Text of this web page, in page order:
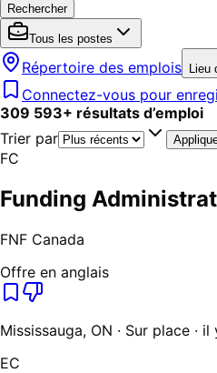
Rechercher
Tous les postes
Répertoire des emplois Lieu
Connectez-vous pour
309 593+ résultats d’emploi
Trier par
FC
Funding
FNF Canada
Offre en anglais
Mississauga, ON · Sur place ·
EC